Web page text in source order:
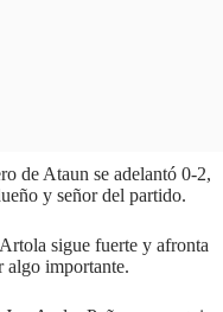
de Ataun se adelantó 0-2,
y señor del partido.
sigue fuerte y afronta
algo importante.